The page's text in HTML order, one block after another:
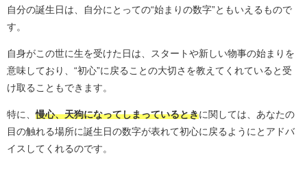
自分の誕生日は、自分にとっての“始まりの数字”ともいえるもので
す。
自身がこの世に生を受けた日は、スタートや新しい物事の始まりを
意味しており、“初心”に戻ることの大切さを教えてくれていると受
け取ることもできます。
特に、慢心、天狗になってしまっているときに関しては、あなたの
目の触れる場所に誕生日の数字が表れて初心に戻るようにとアドバ
イスしてくれるのです。